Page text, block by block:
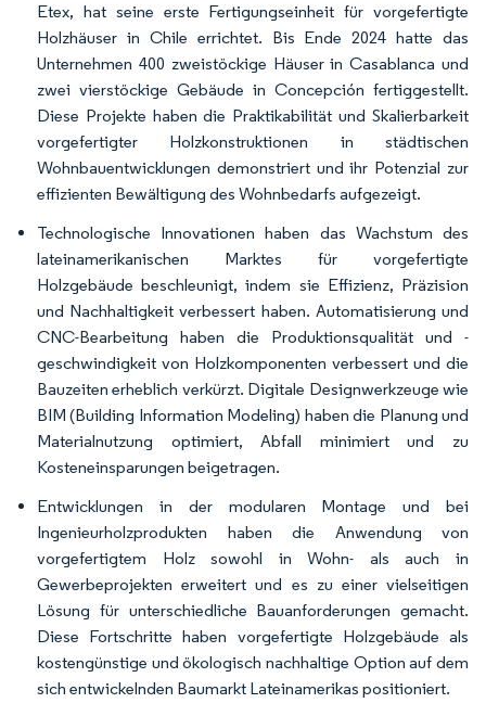
Etex, hat seine erste Fertigungseinheit für vorgefertigte
Holzhäuser in Chile errichtet. Bis Ende 2024 hatte das
Unternehmen 400 zweistöckige Häuser in Casablanca und
zwei vierstöckige Gebäude in Concepción fertiggestellt.
Diese Projekte haben die Praktikabilität und Skalierbarkeit
vorgefertigter Holzkonstruktionen in städtischen
Wohnbauentwicklungen demonstriert und ihr Potenzial zur
effizienten Bewältigung des Wohnbedarfs aufgezeigt.
Technologische Innovationen haben das Wachstum des
lateinamerikanischen Marktes für vorgefertigte
Holzgebäude beschleunigt, indem sie Effizienz, Präzision
und Nachhaltigkeit verbessert haben. Automatisierung und
CNC-Bearbeitung haben die Produktionsqualität und -
geschwindigkeit von Holzkomponenten verbessert und die
Bauzeiten erheblich verkürzt. Digitale Designwerkzeuge wie
BIM (Building Information Modeling) haben die Planung und
Materialnutzung optimiert, Abfall minimiert und zu
Kosteneinsparungen beigetragen.
Entwicklungen in der modularen Montage und bei
Ingenieurholzprodukten haben die Anwendung von
vorgefertigtem Holz sowohl in Wohn- als auch in
Gewerbeprojekten erweitert und es zu einer vielseitigen
Lösung für unterschiedliche Bauanforderungen gemacht.
Diese Fortschritte haben vorgefertigte Holzgebäude als
kostengünstige und ökologisch nachhaltige Option auf dem
sich entwickelnden Baumarkt Lateinamerikas positioniert.